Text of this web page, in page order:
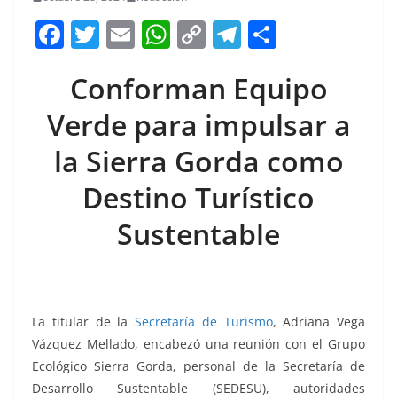
F
c
e
b
o
T
itt
er
E
ai
l
W
at
s
A
p
p
C
p
y
Li
n
k
T
e
gr
a
m
ar
e
Conforman Equipo
Verde para impulsar a
la Sierra Gorda como
Destino Turístico
Sustentable
La titular de la Secretaría de Turismo, Adriana Vega
Vázquez Mellado, encabezó una reunión con el Grupo
Ecológico Sierra Gorda, personal de la Secretaría de
Desarrollo Sustentable (SEDESU), autoridades